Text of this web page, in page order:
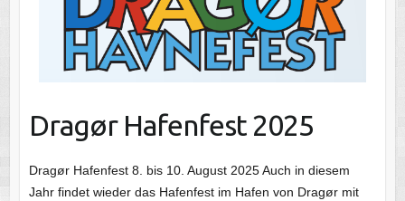
Dragør Hafenfest 2025
Dragør Hafenfest 8. bis 10. August 2025 Auch in diesem
Jahr findet wieder das Hafenfest im Hafen von Dragør mit